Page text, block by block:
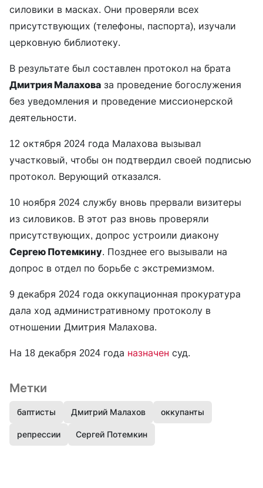
силовики в масках. Они проверяли всех
присутствующих (телефоны, паспорта), изучали
церковную библиотеку.
В результате был составлен протокол на брата
Дмитрия Малахова за проведение богослужения
без уведомления и проведение миссионерской
деятельности.
12 октября 2024 года Малахова вызывал
участковый, чтобы он подтвердил своей подписью
протокол. Верующий отказался.
10 ноября 2024 службу вновь прервали визитеры
из силовиков. В этот раз вновь проверяли
присутствующих, допрос устроили диакону
Сергею Потемкину. Позднее его вызывали на
допрос в отдел по борьбе с экстремизмом.
9 декабря 2024 года оккупационная прокуратура
дала ход административному протоколу в
отношении Дмитрия Малахова.
На 18 декабря 2024 года назначен суд.
Метки
баптисты Дмитрий Малахов оккупанты
репрессии Сергей Потемкин